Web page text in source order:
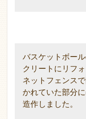
バスケットボー
クリートにリフ
ネットフェンス
かれていた部分
造作しました。